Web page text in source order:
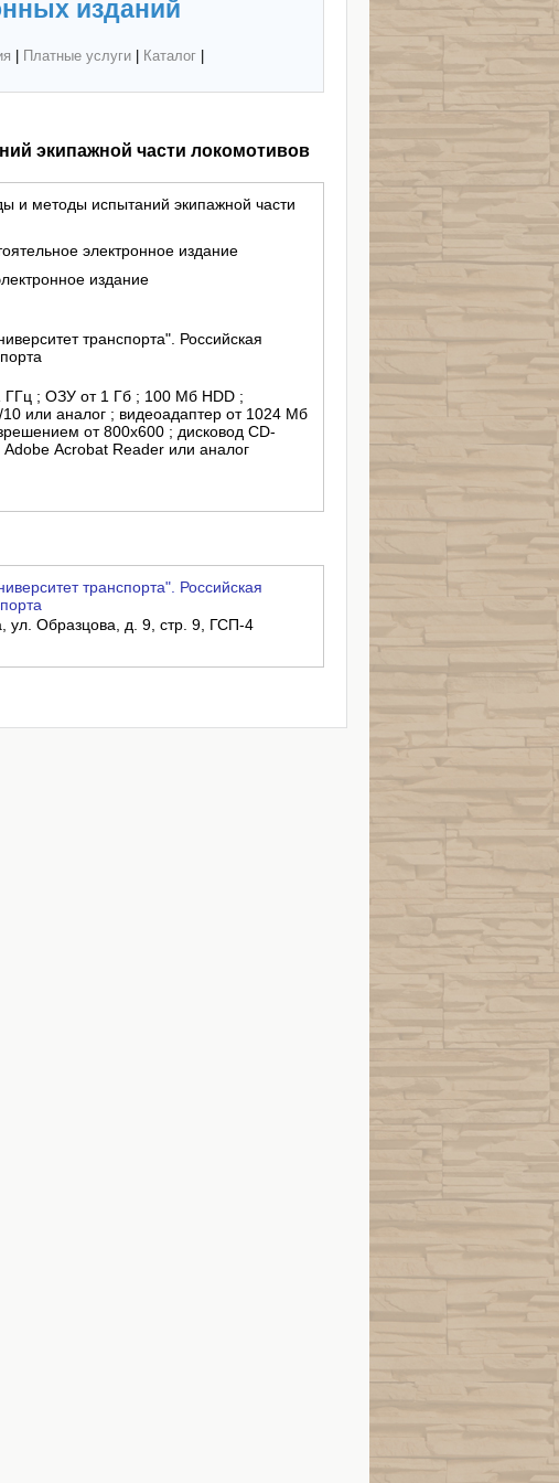
изданий
Платные услуги| Каталог|
экипажной части локомотивов
и методы испытаний экипажной части
электронное издание
издание
транспорта". Российская
ГГц ; ОЗУ от 1 Гб ; 100 Мб HDD ;
или аналог ; видеоадаптер от 1024 Мб
от 800х600 ; дисковод CD-
Acrobat Reader или аналог
транспорта". Российская
ул. Образцова, д. 9, стр. 9, ГСП-4